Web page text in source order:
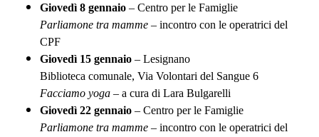
Giovedì 8 gennaio – Centro per le Famiglie
Parliamone tra mamme – incontro con le operatrici del
CPF
Giovedì 15 gennaio – Lesignano
Biblioteca comunale, Via Volontari del Sangue 6
Facciamo yoga – a cura di Lara Bulgarelli
Giovedì 22 gennaio – Centro per le Famiglie
Parliamone tra mamme – incontro con le operatrici del